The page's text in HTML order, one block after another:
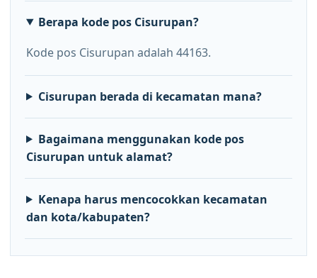
Berapa kode pos Cisurupan?
Kode pos Cisurupan adalah 44163.
Cisurupan berada di kecamatan mana?
Bagaimana menggunakan kode pos
Cisurupan untuk alamat?
Kenapa harus mencocokkan kecamatan
dan kota/kabupaten?